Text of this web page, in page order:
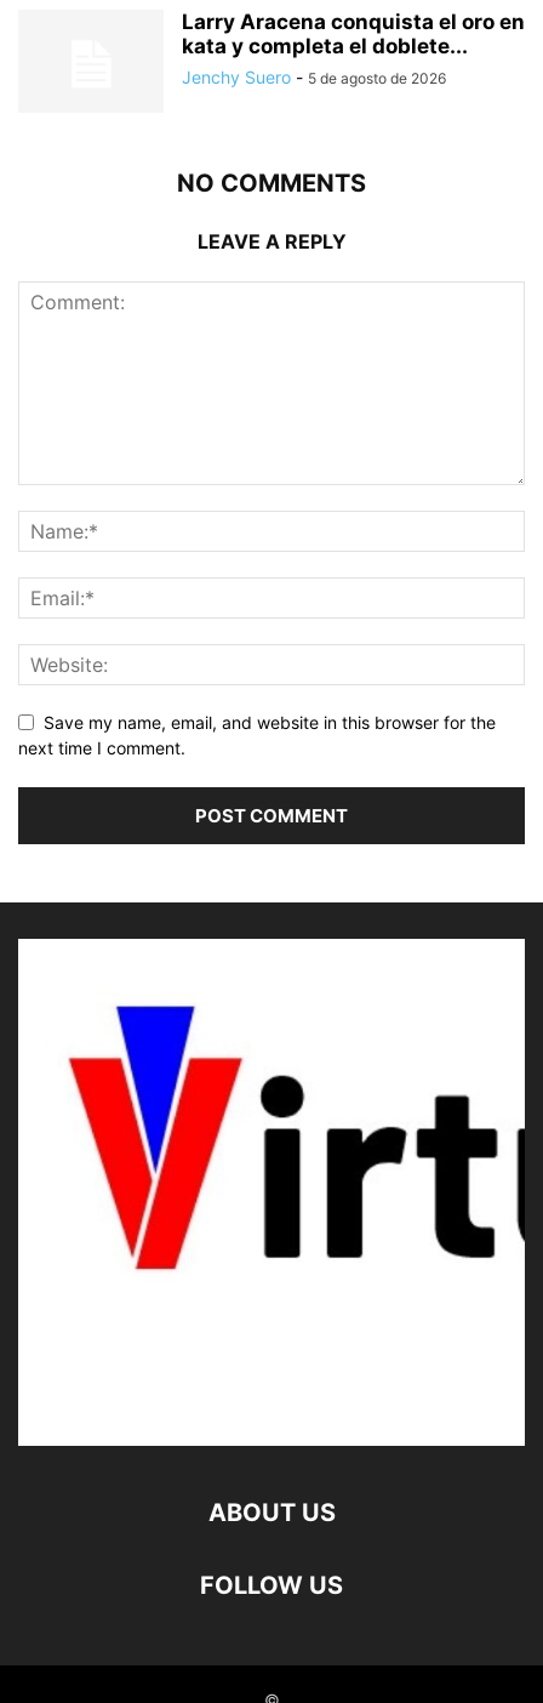
Larry Aracena conquista el oro en
kata y completa el doblete...
Jenchy Suero - 5 de agosto de 2026
NO COMMENTS
LEAVE A REPLY
Save my name, email, and website in this browser for the
next time I comment.
ABOUT US
FOLLOW US